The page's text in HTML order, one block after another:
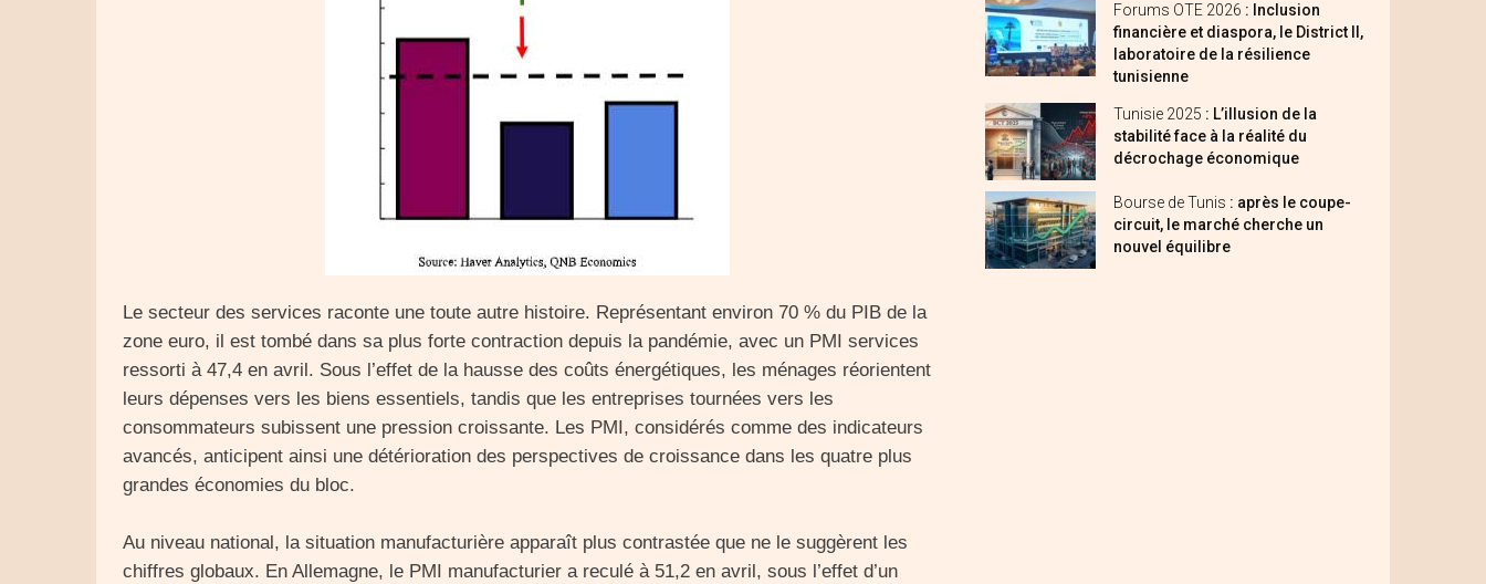
Le secteur des services raconte une toute autre histoire. Représentant environ 70 % du PIB de la
zone euro, il est tombé dans sa plus forte contraction depuis la pandémie, avec un PMI services
ressorti à 47,4 en avril. Sous l’effet de la hausse des coûts énergétiques, les ménages réorientent
leurs dépenses vers les biens essentiels, tandis que les entreprises tournées vers les
consommateurs subissent une pression croissante. Les PMI, considérés comme des indicateurs
avancés, anticipent ainsi une détérioration des perspectives de croissance dans les quatre plus
grandes économies du bloc.
Au niveau national, la situation manufacturière apparaît plus contrastée que ne le suggèrent les
chiffres globaux. En Allemagne, le PMI manufacturier a reculé à 51,2 en avril, sous l’effet d’un
Forums OTE 2026 : Inclusion
financière et diaspora, le District II,
laboratoire de la résilience
tunisienne
Tunisie 2025 : L’illusion de la
stabilité face à la réalité du
décrochage économique
Bourse de Tunis : après le coupe-
circuit, le marché cherche un
nouvel équilibre